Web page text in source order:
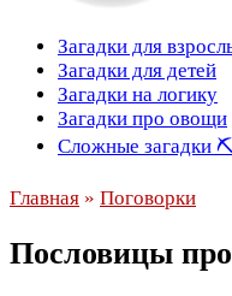
Загадки для
Загадки для детей
Загадки на логику
Загадки про овощи
Сложные загадки ⛏
Главная » Поговорки
Пословицы